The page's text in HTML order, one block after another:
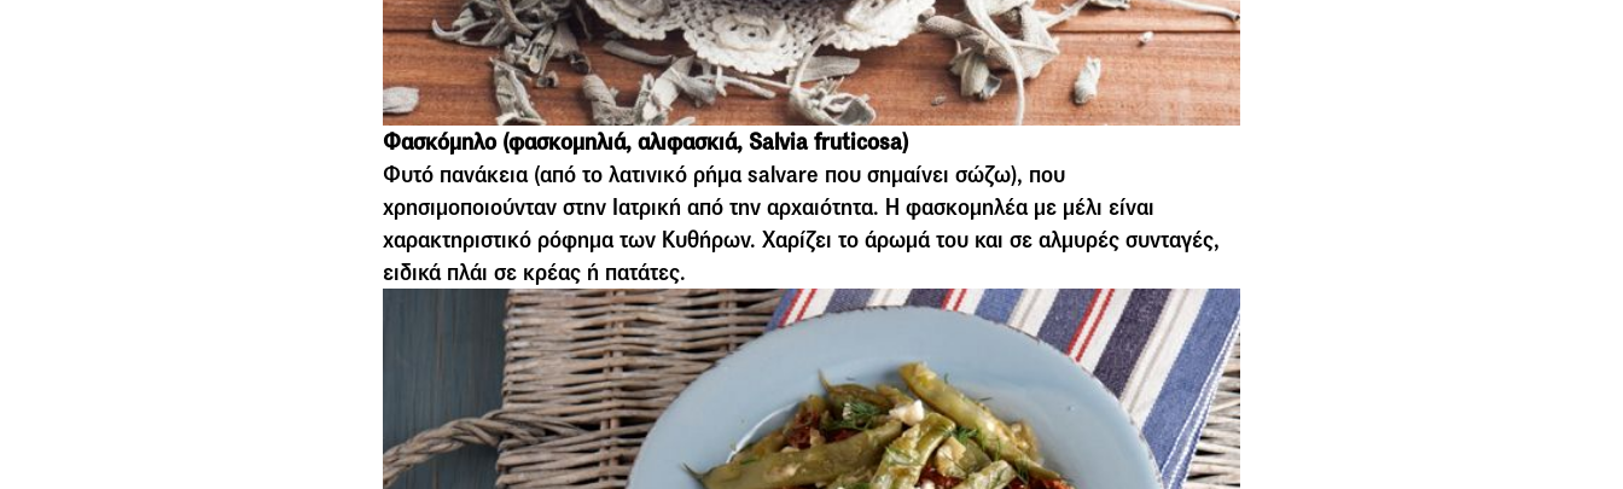
Φασκόµηλο (φασκοµηλιά, αλιφασκιά, Salvia fruticosa)
Φυτό πανάκεια (από το λατινικό ρήµα salvare που σηµαίνει σώζω), που
χρησιµοποιούνταν στην Ιατρική από την αρχαιότητα. Η φασκοµηλέα µε µέλι είναι
χαρακτηριστικό ρόφηµα των Κυθήρων. Χαρίζει το άρωµά του και σε αλµυρές συνταγές,
ειδικά πλάι σε κρέας ή πατάτες.